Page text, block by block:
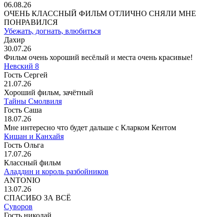
06.08.26
ОЧЕНЬ КЛАССНЫЙ ФИЛЬМ ОТЛИЧНО СНЯЛИ МНЕ
ПОНРАВИЛСЯ
Убежать, догнать, влюбиться
Дахир
30.07.26
Фильм очень хороший весёлый и места очень красивые!
Невский 8
Гость Сергей
21.07.26
Хороший фильм, зачётный
Тайны Смолвиля
Гость Саша
18.07.26
Мне интересно что будет дальше с Кларком Кентом
Кишан и Канхайя
Гость Ольга
17.07.26
Классный фильм
Аладдин и король разбойников
ANTONIO
13.07.26
СПАСИБО ЗА ВСЁ
Суворов
Гость николай